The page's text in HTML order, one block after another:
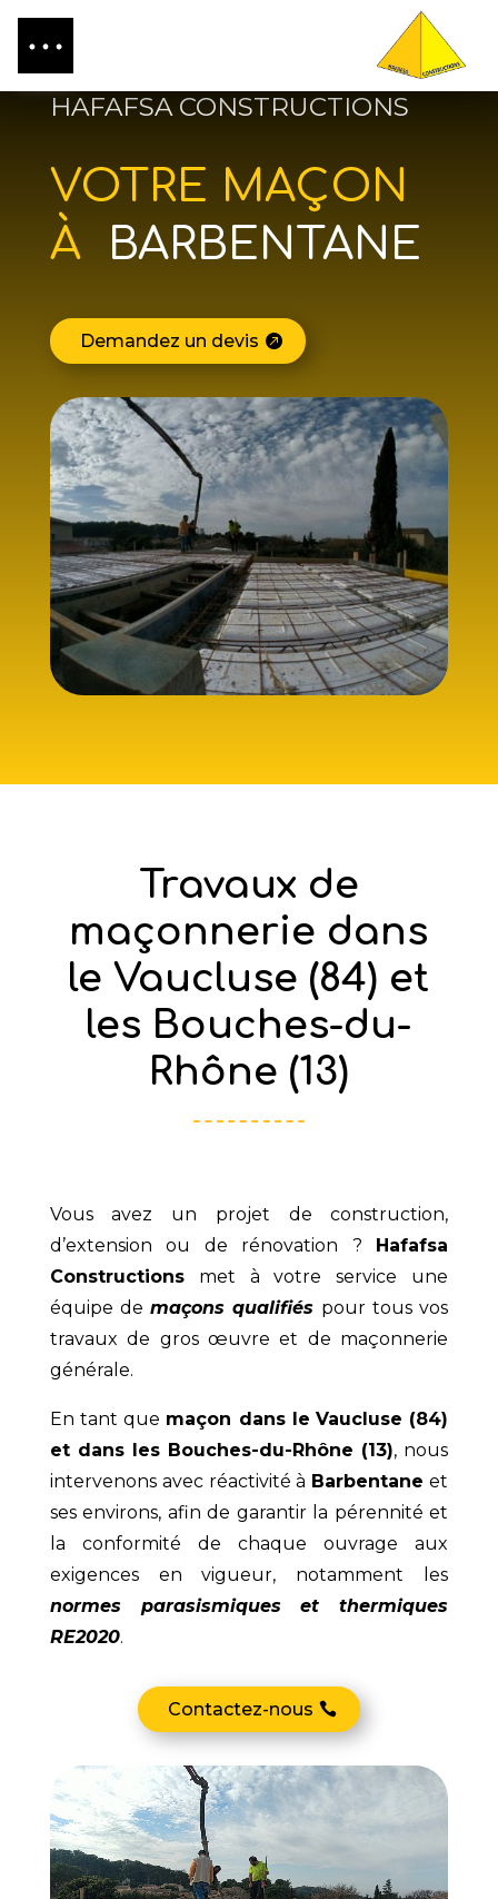
HAFAFSA CONSTRUCTIONS
VOTRE MAÇON
À BARBENTANE
Demandez un devis
Travaux de
maçonnerie dans
le Vaucluse (84) et
les Bouches-du-
Rhône (13)
Vous avez un projet de construction,
d’extension ou de rénovation ?
Hafafsa
Constructionsmet à votre service une
équipe demaçons qualifiés pour tous vos
travaux de gros œuvre et de maçonnerie
générale.
En tant que maçon dans le Vaucluse (84)
et dans les Bouches-du-Rhône (13), nous
intervenons avec réactivité à Barbentane et
ses environs, afin de garantir la pérennité et
la conformité de chaque ouvrage aux
exigences en vigueur, notamment les
normes parasismiques et thermiques
RE2020.
Contactez-nous